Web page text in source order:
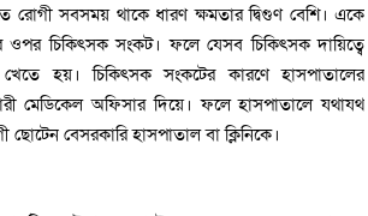
রোগী সবসময় থাকে ধারণ ক্ষমতার দ্বিগুণ বেশি। একে
চিকিৎসক সংকট। ফলে যেসব চিকিৎসক দায়িত্বে
হয়। চিকিৎসক সংকটের কারণে হাসপাতালের
মেডিকেল অফিসার দিয়ে। ফলে হাসপাতালে যথাযথ
বেসরকারি হাসপাতাল বা ক্লিনিকে।